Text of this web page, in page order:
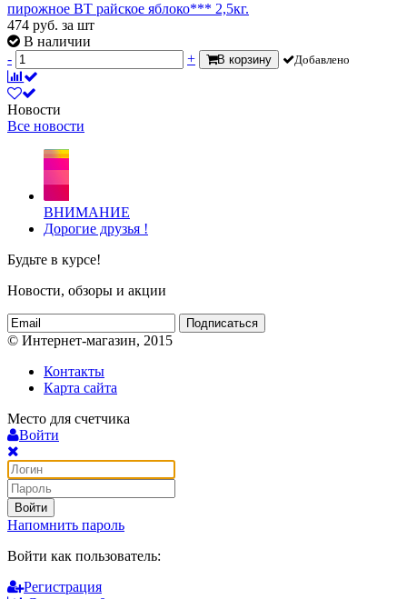
пирожное ВТ райское яблоко*** 2,5кг.
474 руб. за шт
В наличии
-
+ В корзину Добавлено
Новости
Все новости
ВНИМАНИЕ
Дорогие друзья !
Будьте в курсе!
Новости, обзоры и акции
Подписаться
© Интернет-магазин, 2015
Контакты
Карта сайта
Место для счетчика
Войти
Войти
Напомнить пароль
Войти как пользователь:
Регистрация